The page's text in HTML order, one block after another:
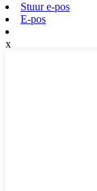
Stuur e-pos
E-pos
x